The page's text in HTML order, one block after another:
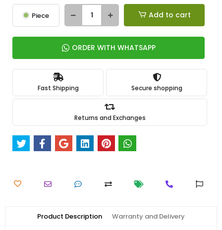
Piece Add to cart
ORDER WITH WHATSAPP
Fast Shipping Secure shopping
Returns and Exchanges
Product Description Warranty and Delivery